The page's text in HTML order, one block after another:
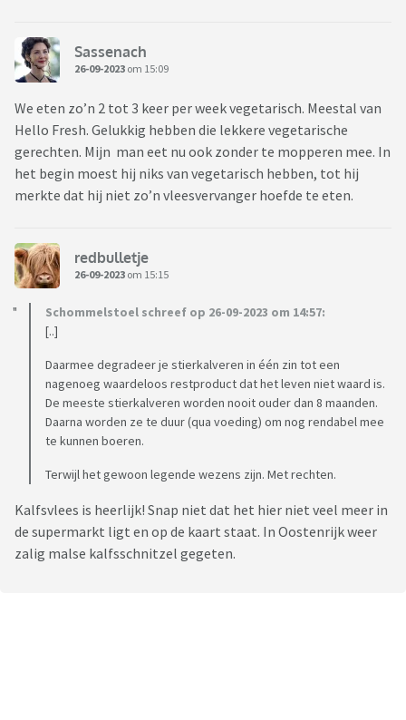
Sassenach
26-09-2023 om 15:09
We eten zo’n 2 tot 3 keer per week vegetarisch. Meestal van
Hello Fresh. Gelukkig hebben die lekkere vegetarische
gerechten. Mijn man eet nu ook zonder te mopperen mee. In
het begin moest hij niks van vegetarisch hebben, tot hij
merkte dat hij niet zo’n vleesvervanger hoefde te eten.
redbulletje
26-09-2023 om 15:15
Schommelstoel schreef op 26-09-2023 om 14:57:
[..]
Daarmee degradeer je stierkalveren in één zin tot een
nagenoeg waardeloos restproduct dat het leven niet waard is.
De meeste stierkalveren worden nooit ouder dan 8 maanden.
Daarna worden ze te duur (qua voeding) om nog rendabel mee
te kunnen boeren.
Terwijl het gewoon legende wezens zijn. Met rechten.
Kalfsvlees is heerlijk! Snap niet dat het hier niet veel meer in
de supermarkt ligt en op de kaart staat. In Oostenrijk weer
zalig malse kalfsschnitzel gegeten.